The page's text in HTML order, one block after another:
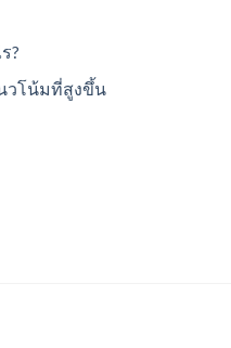
?
วโน้มที่สูงขึ้น